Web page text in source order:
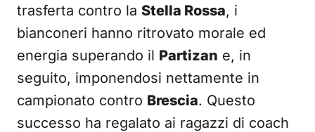
trasferta contro la Stella Rossa, i
bianconeri hanno ritrovato morale ed
energia superando il Partizan e, in
seguito, imponendosi nettamente in
campionato contro Brescia. Questo
successo ha regalato ai ragazzi di coach